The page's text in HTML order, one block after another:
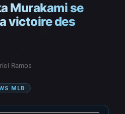
Murakami se
victoire des
Ramos
MLB